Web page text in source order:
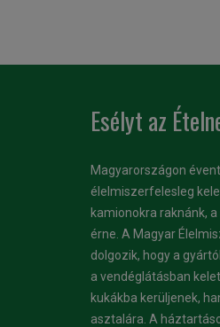
Esélyt az
Magyarországon
élelmiszerfelesleg
kamionokra raknánk,
érne. A Magyar
dolgozik, hogy a
a vendéglátásban
kukákba kerüljenek,
asztalára. A